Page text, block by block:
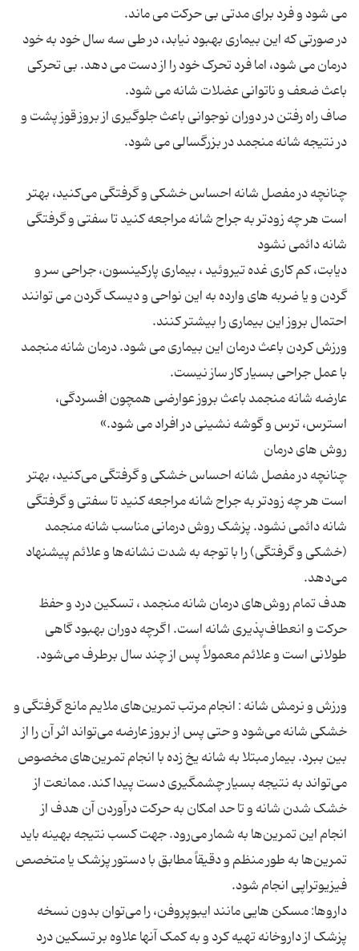
در صورتی که این بیماری بهبود نیابد، در طی سه سال خود به خود
درمان می شود، اما فرد تحرک خود را از دست می دهد. بی تحرکی
صاف راه رفتن در دوران نوجوانی باعث جلوگیری از بروز قوز پشت و
چنانچه در مفصل شانه احساس خشکی و گرفتگی می‌کنید، بهتر
است هر چه زودتر به جراح شانه مراجعه کنید تا سفتی و گرفتگی
دیابت، کم کاری غده تیروئید ، بیماری پارکینسون، جراحی سر و
گردن و یا ضربه های وارده به این نواحی و دیسک گردن می توانند
ورزش کردن باعث درمان این بیماری می شود. درمان شانه منجمد
عارضه شانه منجمد باعث بروز عوارضی همچون افسردگی،
چنانچه در مفصل شانه احساس خشکی و گرفتگی می‌کنید، بهتر
است هر چه زودتر به جراح شانه مراجعه کنید تا سفتی و گرفتگی
شانه دائمی نشود. پزشک روش درمانی مناسب شانه منجمد
(خشکی و گرفتگی) را با توجه به شدت نشانه‌ها و علائم پیشنهاد
هدف تمام روش‌های درمان شانه منجمد ، تسکین درد و حفظ
حرکت و انعطاف‌پذیری شانه است. اگرچه دوران بهبود گاهی
ورزش و نرمش شانه : انجام مرتب تمرین‌های ملایم مانع گرفتگی و
خشکی شانه می‌شود و حتی پس از بروز عارضه می‌تواند اثر آن را از
بین ببرد. بیمار مبتلا به شانه یخ زده با انجام تمرین‌های مخصوص
می‌تواند به نتیجه بسیار چشمگیری دست پیدا کند. ممانعت از
خشک شدن شانه و تا حد امکان به حرکت درآوردن آن هدف از
انجام این تمرین‌ها به شمار می‌رود. جهت کسب نتیجه بهینه باید
تمرین‌ها به طور منظم و دقیقاً مطابق با دستور پزشک یا متخصص
داروها: مسکن‌ هایی مانند ایبوپروفن، را می‌توان بدون نسخه
پزشک از داروخانه تهیه کرد و به کمک آنها علاوه بر تسکین درد